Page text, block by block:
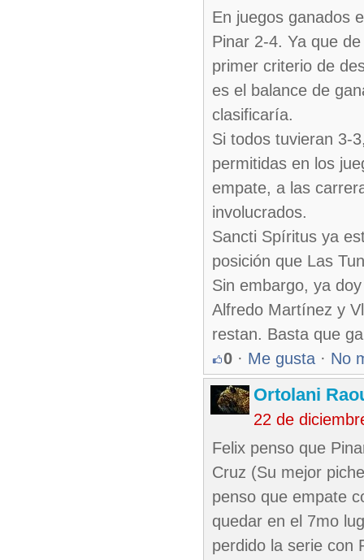
En juegos ganados
Pinar 2-4. Ya que
primer criterio de
es el balance de
clasificaría.
Si todos tuvieran 3-
permitidas en los
empate, a las
involucrados.
Sancti Spíritus ya
posición que Las
Sin embargo, ya
Alfredo Martínez y
restan. Basta que
0 · Me gusta · No
Ortolani
22 de
Felix penso que
Cruz (Su mejor
penso que empate
quedar en el 7mo
perdido la serie con